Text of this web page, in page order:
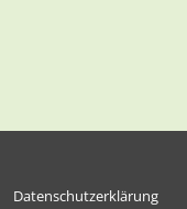
Datenschutzerklärung